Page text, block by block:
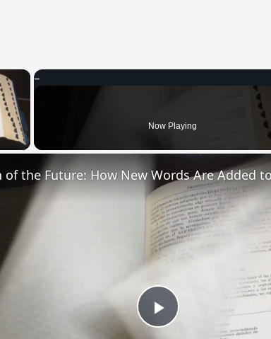
×
Now Playing
Play
of the Future: How New Words Are Added